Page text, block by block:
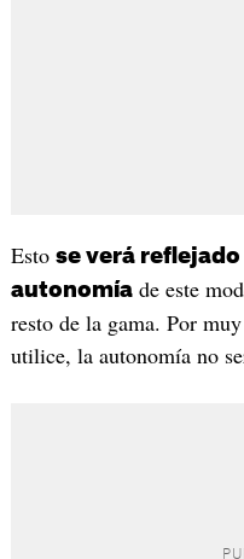
Esto se verá
autonomíade este
resto de la gama. Por
utilice, la autonomía no